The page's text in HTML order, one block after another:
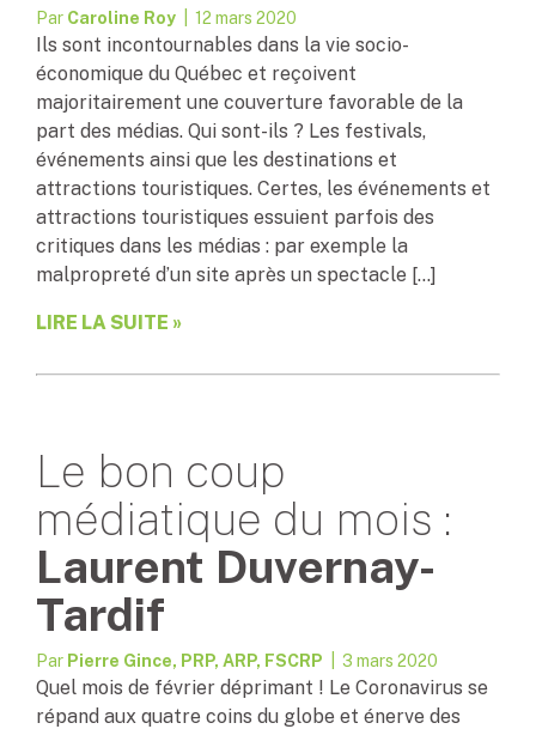
Par Caroline Roy | 12 mars 2020
Ils sont incontournables dans la vie socio-
économique du Québec et reçoivent
majoritairement une couverture favorable de la
part des médias. Qui sont-ils ? Les festivals,
événements ainsi que les destinations et
attractions touristiques. Certes, les événements et
attractions touristiques essuient parfois des
critiques dans les médias : par exemple la
malpropreté d’un site après un spectacle […]
LIRE LA SUITE »
Le bon coup
médiatique du mois :
Laurent Duvernay-
Tardif
Par Pierre Gince, PRP, ARP, FSCRP | 3 mars 2020
Quel mois de février déprimant ! Le Coronavirus se
répand aux quatre coins du globe et énerve des